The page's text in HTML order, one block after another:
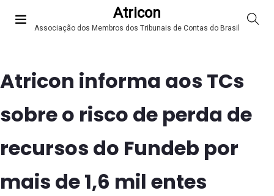
Atricon
Associação dos Membros dos Tribunais de Contas do Brasil
Atricon informa aos TCs
sobre o risco de perda de
recursos do Fundeb por
mais de 1,6 mil entes